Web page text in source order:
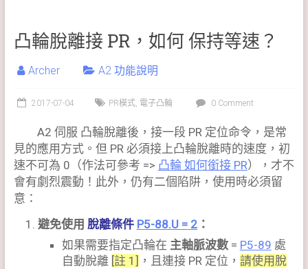
凸輪脫離接 PR，如何 保持等速？
Archer A2 功能說明
2017-07-04 PR模式, 電子凸輪 0 Comment
A2 伺服 凸輪脫離後，接一段 PR 定位命令，是常
見的應用方式。但 PR 必須接上凸輪脫離時的速度，初
速不可為 0（作法可參考 => 凸輪 如何銜接 PR），才不
會有劇烈震動！此外，仍有二個陷阱，使用時必須留
意：
避免使用 脫離條件 P5-88.U = 2：
如果需要指定凸輪在 主軸脈波數 = P5-89 處
自動脫離 [註 1] ，且連接 PR 定位， 請使用脫